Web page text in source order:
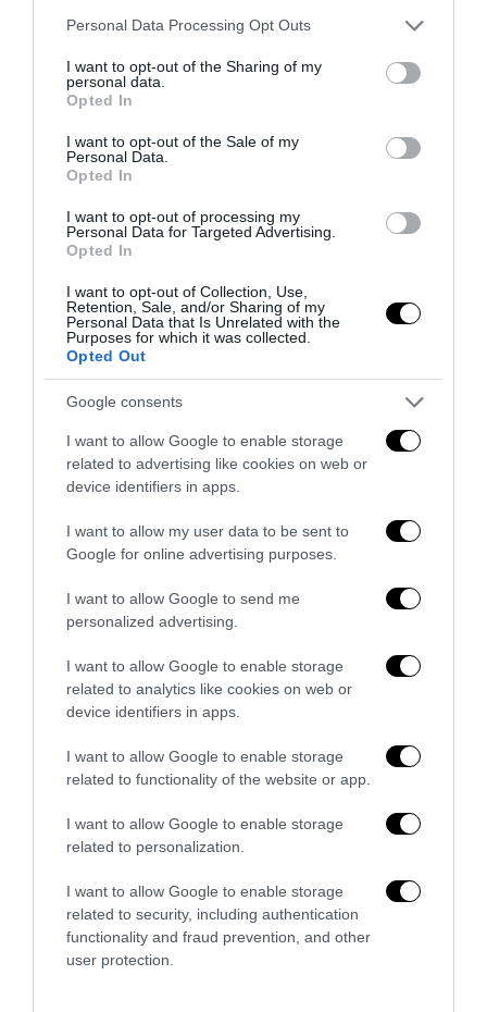
Please note that this website/app uses one or more Google
not limited to your visit or usage behaviour. You may click to
grant or deny consent to Google and its third-party tags to
use your data for below specified purposes in below Google
consent section.
Personal Data Processing Opt Outs
I want to opt-out of the Sharing of my
personal data.
Opted In
I want to opt-out of the Sale of my
Personal Data.
Opted In
I want to opt-out of processing my
Personal Data for Targeted Advertising.
Opted In
I want to opt-out of Collection, Use,
Retention, Sale, and/or Sharing of my
Personal Data that Is Unrelated with the
Purposes for which it was collected.
Opted Out
Google consents
I want to allow Google to enable storage
related to advertising like cookies on web or
device identifiers in apps.
I want to allow my user data to be sent to
Google for online advertising purposes.
I want to allow Google to send me
personalized advertising.
I want to allow Google to enable storage
related to analytics like cookies on web or
device identifiers in apps.
I want to allow Google to enable storage
related to functionality of the website or app.
I want to allow Google to enable storage
related to personalization.
I want to allow Google to enable storage
related to security, including authentication
functionality and fraud prevention, and other
user protection.
l’antifascismo copia il fascismo
6 Agosto 2026
Remigrazione, il Copasir riconosce all’antifascismo il
veto del disordine